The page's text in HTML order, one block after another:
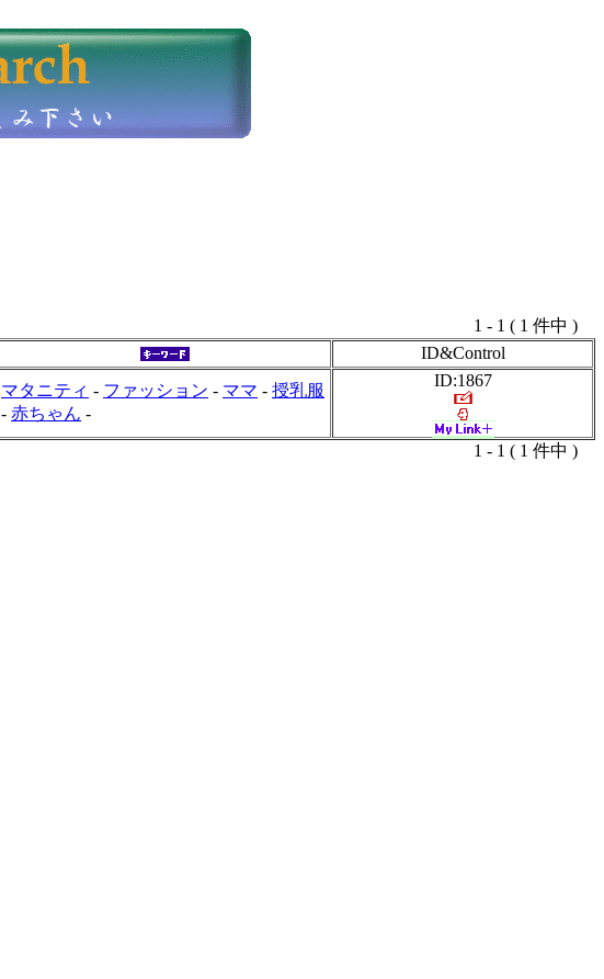
1 - 1 ( 1 件中 )
ID&Control
マタニティ - ファッション - ママ - 授乳服
- 赤ちゃん -
ID:1867
1 - 1 ( 1 件中 )